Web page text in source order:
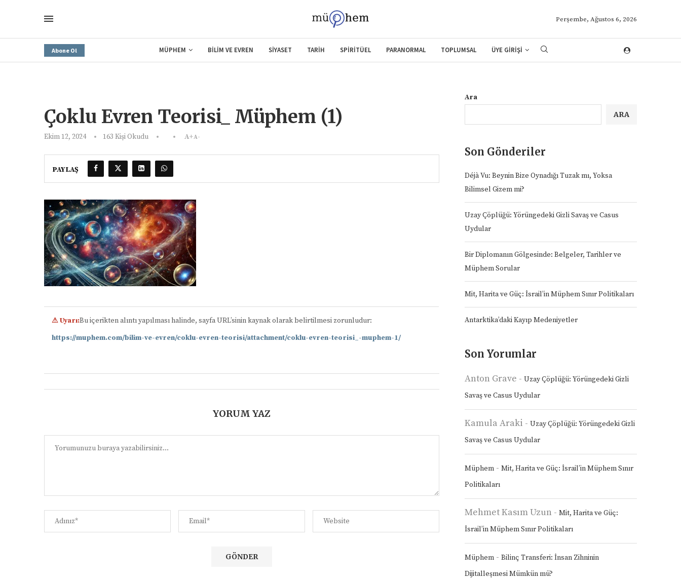
Perşembe, Ağustos 6, 2026
Abone Ol MÜPHEM BİLİM VE EVREN SİYASET TARİH SPİRİTÜEL PARANORMAL TOPLUMSAL ÜYE GİRİŞİ
Çoklu Evren Teorisi_ Müphem (1)
Ekim 12, 2024 163 Kişi Okudu A+A-
PAYLAŞ
⚠ Uyarı:Bu içerikten alıntı yapılması halinde, sayfa URL’sinin kaynak olarak belirtilmesi zorunludur:
https://muphem.com/bilim-ve-evren/coklu-evren-teorisi/attachment/coklu-evren-teorisi_-muphem-1/
YORUM YAZ
Ara
ARA
Son Gönderiler
Déjà Vu: Beynin Bize Oynadığı Tuzak mı, Yoksa
Bilimsel Gizem mi?
Uzay Çöplüğü: Yörüngedeki Gizli Savaş ve Casus
Uydular
Bir Diplomanın Gölgesinde: Belgeler, Tarihler ve
Müphem Sorular
Mit, Harita ve Güç: İsrail’in Müphem Sınır Politikaları
Antarktika’daki Kayıp Medeniyetler
Son Yorumlar
Anton Grave - Uzay Çöplüğü: Yörüngedeki Gizli
Savaş ve Casus Uydular
Kamula Araki - Uzay Çöplüğü: Yörüngedeki Gizli
Savaş ve Casus Uydular
Müphem - Mit, Harita ve Güç: İsrail’in Müphem Sınır
Politikaları
Mehmet Kasım Uzun - Mit, Harita ve Güç:
İsrail’in Müphem Sınır Politikaları
Müphem - Bilinç Transferi: İnsan Zihninin
Dijitalleşmesi Mümkün mü?